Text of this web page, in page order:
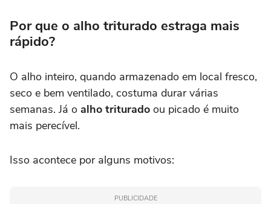
Por que o alho triturado estraga mais
rápido?
O alho inteiro, quando armazenado em local fresco,
seco e bem ventilado, costuma durar várias
semanas. Já o alho triturado ou picado é muito
mais perecível.
Isso acontece por alguns motivos:
PUBLICIDADE